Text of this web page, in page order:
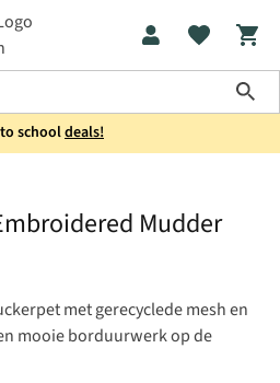
schooldeals!
Mudder
met gerecyclede mesh en
mooie borduurwerk op de